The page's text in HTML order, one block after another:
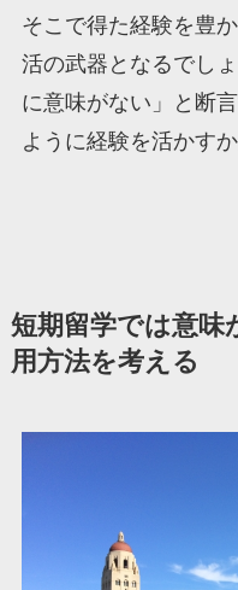
そこで得た経験を豊
活の武器となるでし
に意味がない」と断
ように経験を活かす
短期留学では意
用方法を考える